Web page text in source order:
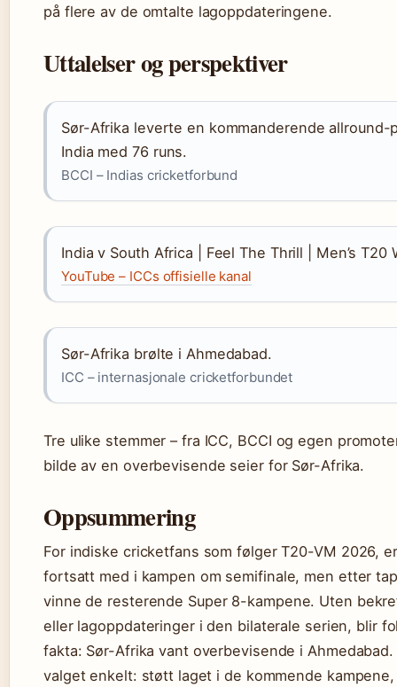
på flere av de omtalte lagoppdateringene.
Uttalelser og perspektiver
Sør-Afrika leverte en kommanderende
India med 76 runs.
BCCI – Indias cricketforbund
India v South Africa | Feel The Thrill | Men’s T20
YouTube – ICCs offisielle kanal
Sør-Afrika brølte i Ahmedabad.
ICC – internasjonale cricketforbundet
Tre ulike stemmer – fra ICC, BCCI og egen
bilde av en overbevisende seier for Sør-Afrika.
Oppsummering
For indiske cricketfans som følger T20-VM 2026,
fortsatt med i kampen om semifinale, men etter
vinne de resterende Super 8-kampene. Uten
eller lagoppdateringer i den bilaterale serien, blir
fakta: Sør-Afrika vant overbevisende i
valget enkelt: støtt laget i de kommende